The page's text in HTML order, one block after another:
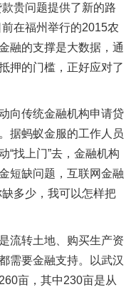
贵问题提供了新的路
在福州举行的2015农
融的支撑是大数据，通
押的门槛，正好应对了
向传统金融机构申请贷
据蚂蚁金服的工作人员
“找上门”去，金融机构
短缺问题，互联网金融
多少，我可以怎样把
流转土地、购买生产资
需要金融支持。以武汉
亩，其中230亩是从